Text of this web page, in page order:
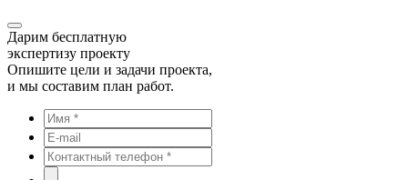
Дарим бесплатную
экспертизу проекту
Опишите цели и задачи проекта,
и мы составим план работ.